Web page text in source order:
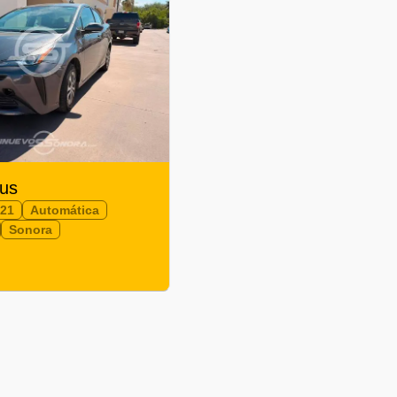
Automática
Sonora